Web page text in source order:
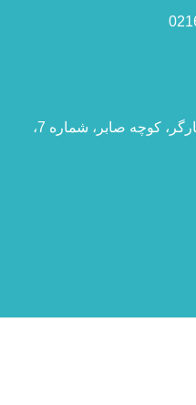
تهران، انقلاب، تقاطع جمهوری و کارگر، کوچه صابر، شماره 7،